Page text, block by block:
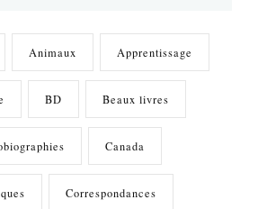
Animaux Apprentissage
BD Beaux livres
Canada
Correspondances